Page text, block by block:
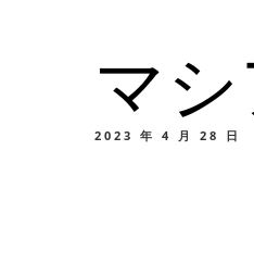
カ
マ
2023 年 4 月 28 日